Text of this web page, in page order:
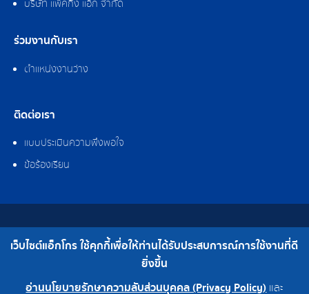
บริษัท แพ็คกิ้ง แอ็ก จำกัด
ร่วมงานกับเรา
ตำแหน่งงานว่าง
ติดต่อเรา
แบบประเมินความพึงพอใจ
ข้อร้องเรียน
สงวนลิขสิทธิ์ © 2562 บริษัท แอ็กโกร (ประเทศไทย) จำกัด
เบอร์โทร : 0-2308-2102 | โทรสาร : 0-2308-2487
เว็บไซต์แอ็กโกร ใช้คุกกี้เพื่อให้ท่านได้รับประสบการณ์การใช้งานที่ดี
ยิ่งขึ้น
อ่านนโยบายรักษาความลับส่วนบุคคล (Privacy Policy) และ
0-2308-2102